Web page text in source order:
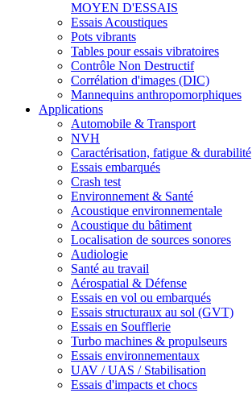
MOYEN D'ESSAIS
Essais Acoustiques
Pots vibrants
Tables pour essais vibratoires
Contrôle Non Destructif
Corrélation d'images (DIC)
Mannequins anthropomorphiques
Applications
Automobile & Transport
NVH
Caractérisation, fatigue & durabilité
Essais embarqués
Crash test
Environnement & Santé
Acoustique environnementale
Acoustique du bâtiment
Localisation de sources sonores
Audiologie
Santé au travail
Aérospatial & Défense
Essais en vol ou embarqués
Essais structuraux au sol (GVT)
Essais en Soufflerie
Turbo machines & propulseurs
Essais environnementaux
UAV / UAS / Stabilisation
Essais d'impacts et chocs